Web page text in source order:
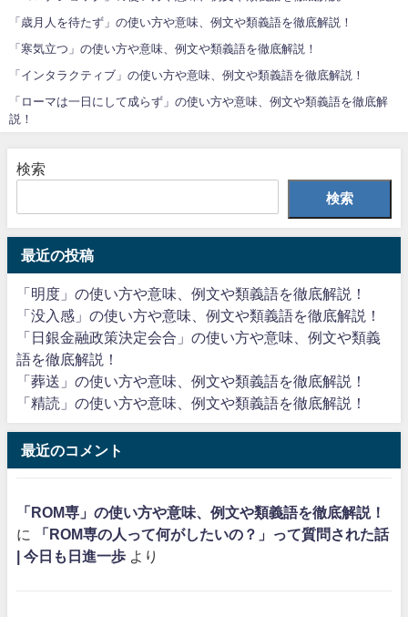
「歳月人を待たず」の使い方や意味、例文や類義語を徹底解説！
「寒気立つ」の使い方や意味、例文や類義語を徹底解説！
「インタラクティブ」の使い方や意味、例文や類義語を徹底解説！
「ローマは一日にして成らず」の使い方や意味、例文や類義語を徹底解
説！
検索
検索
最近の投稿
「明度」の使い方や意味、例文や類義語を徹底解説！
「没入感」の使い方や意味、例文や類義語を徹底解説！
「日銀金融政策決定会合」の使い方や意味、例文や類義
語を徹底解説！
「葬送」の使い方や意味、例文や類義語を徹底解説！
「精読」の使い方や意味、例文や類義語を徹底解説！
最近のコメント
「ROM専」の使い方や意味、例文や類義語を徹底解説！
に
「ROM専の人って何がしたいの？」って質問された話
| 今日も日進一歩 より